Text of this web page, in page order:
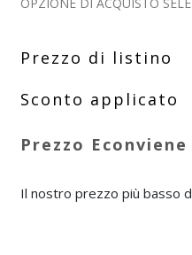
Il nostro prezzo più basso